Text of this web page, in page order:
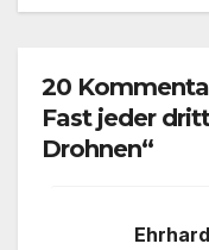
20
Fast jeder
Drohnen“